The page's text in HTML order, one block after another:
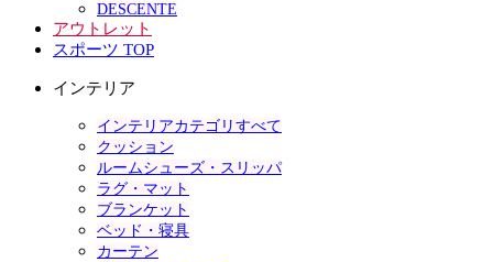
DESCENTE
アウトレット
スポーツ TOP
インテリア
インテリアカテゴリすべて
クッション
ルームシューズ・スリッパ
ラグ・マット
ブランケット
ベッド・寝具
カーテン